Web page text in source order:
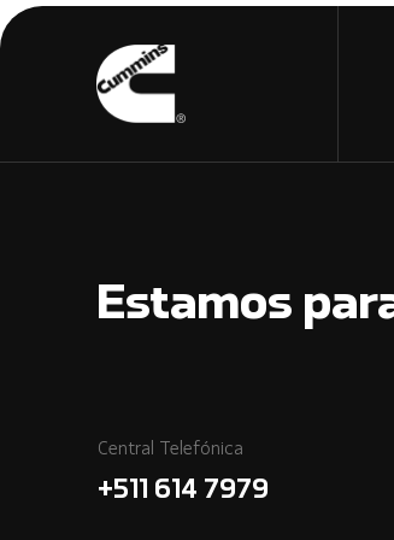
Estamos
Central Telefónica
+511 614 7979